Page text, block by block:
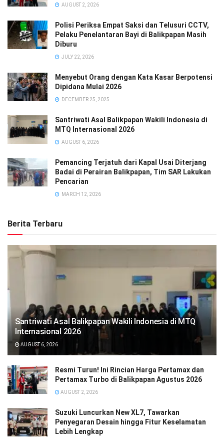
AUGUST 2, 2026
Polisi Periksa Empat Saksi dan Telusuri CCTV,
Pelaku Penelantaran Bayi di Balikpapan Masih
Diburu
JULY 22, 2026
Menyebut Orang dengan Kata Kasar Berpotensi
Dipidana Mulai 2026
DECEMBER 25, 2025
Santriwati Asal Balikpapan Wakili Indonesia di
MTQ Internasional 2026
AUGUST 6, 2026
Pemancing Terjatuh dari Kapal Usai Diterjang
Badai di Perairan Balikpapan, Tim SAR Lakukan
Pencarian
MARCH 12, 2026
Berita Terbaru
Santriwati Asal Balikpapan Wakili Indonesia di MTQ
Internasional 2026
AUGUST 6, 2026
Resmi Turun! Ini Rincian Harga Pertamax dan
Pertamax Turbo di Balikpapan Agustus 2026
AUGUST 2, 2026
Suzuki Luncurkan New XL7, Tawarkan
Penyegaran Desain hingga Fitur Keselamatan
Lebih Lengkap